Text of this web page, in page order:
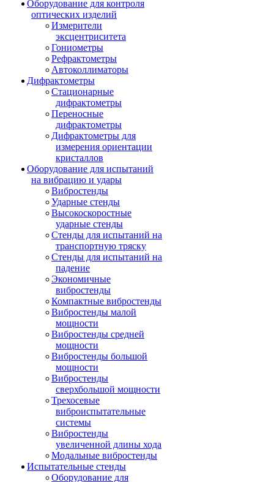
Оборудование для контроля
оптических изделий
Измерители
эксцентриситета
Гониометры
Рефрактометры
Автоколлиматоры
Дифрактометры
Стационарные
дифрактометры
Переносные
дифрактометры
Дифрактометры для
измерения ориентации
кристаллов
Оборудование для испытаний
на вибрацию и удары
Вибростенды
Ударные стенды
Высокоскоростные
ударные стенды
Стенды для испытаний на
транспортную тряску
Стенды для испытаний на
падение
Экономичные
вибростенды
Компактные вибростенды
Вибростенды малой
мощности
Вибростенды средней
мощности
Вибростенды большой
мощности
Вибростенды
сверхбольшой мощности
Трехосевые
виброиспытательные
системы
Вибростенды
увеличенной длины хода
Модальные вибростенды
Испытательные стенды
Оборудование для